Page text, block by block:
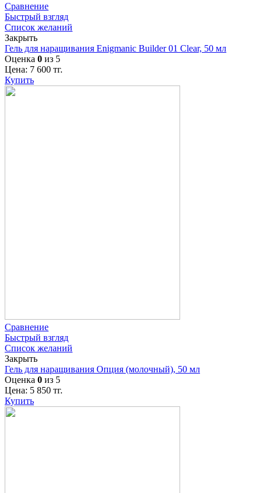
Сравнение
Быстрый взгляд
Список желаний
Закрыть
Гель для наращивания Enigmanic Builder 01 Clear, 50 мл
Оценка 0 из 5
Цена: 7 600 тг.
Купить
Сравнение
Быстрый взгляд
Список желаний
Закрыть
Гель для наращивания Опция (молочный), 50 мл
Оценка 0 из 5
Цена: 5 850 тг.
Купить